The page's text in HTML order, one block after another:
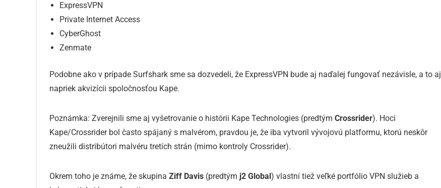
ExpressVPN
Private Internet Access
CyberGhost
Zenmate
Podobne ako v prípade Surfshark sme sa dozvedeli, že ExpressVPN bude aj naďalej fungovať nezávisle, a to aj
napriek akvizícii spoločnosťou Kape.
Poznámka: Zverejnili sme aj vyšetrovanie o histórii Kape Technologies (predtým Crossrider). Hoci
Kape/Crossrider bol často spájaný s malvérom, pravdou je, že iba vytvoril vývojovú platformu, ktorú neskôr
zneužili distribútori malvéru tretích strán (mimo kontroly Crossrider).
Okrem toho je známe, že skupina Ziff Davis (predtým j2 Global) vlastní tiež veľké portfólio VPN služieb a